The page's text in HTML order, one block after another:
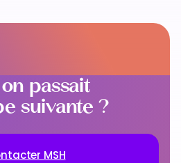
passait
suivante ?
MSH